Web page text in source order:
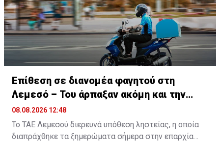
Επίθεση σε διανομέα φαγητού στη
Λεμεσό – Του άρπαξαν ακόμη και την
παραγγελία
08.08.2026 12:48
Το ΤΑΕ Λεμεσού διερευνά υπόθεση ληστείας, η οποία
διαπράχθηκε τα ξημερώματα σήμερα στην επαρχία